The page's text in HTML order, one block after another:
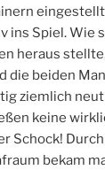
ins Spiel. Wie
heraus
die beiden
ziemlich
keine
Schock!
bekam